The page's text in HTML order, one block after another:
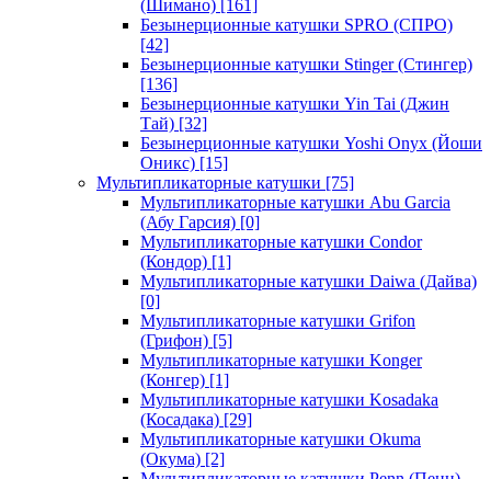
(Шимано) [161]
Безынерционные катушки SPRO (СПРО)
[42]
Безынерционные катушки Stinger (Стингер)
[136]
Безынерционные катушки Yin Tai (Джин
Тай) [32]
Безынерционные катушки Yoshi Onyx (Йоши
Оникс) [15]
Мультипликаторные катушки [75]
Мультипликаторные катушки Abu Garcia
(Абу Гарсия) [0]
Мультипликаторные катушки Condor
(Кондор) [1]
Мультипликаторные катушки Daiwa (Дайва)
[0]
Мультипликаторные катушки Grifon
(Грифон) [5]
Мультипликаторные катушки Konger
(Конгер) [1]
Мультипликаторные катушки Kosadaka
(Косадака) [29]
Мультипликаторные катушки Okuma
(Окума) [2]